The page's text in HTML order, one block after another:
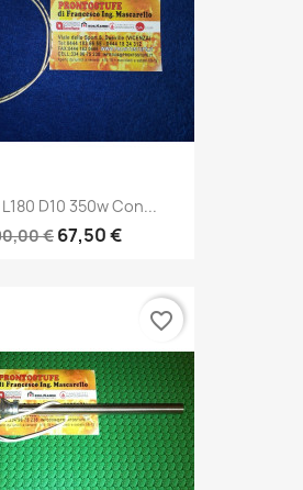
D10 350w Con...
€ 67,50 €
favorite_border